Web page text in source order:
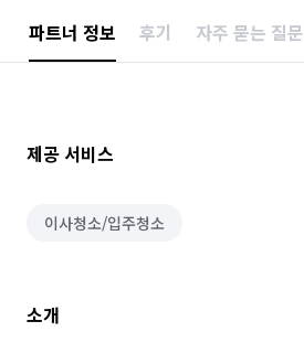
파트너 정보 후기 자주 묻는 질문
제공 서비스
이사청소/입주청소
소개